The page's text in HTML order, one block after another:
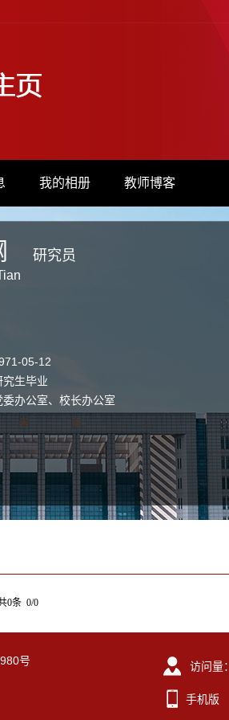
我的相册 教师博客
研究员
05-12
生毕业
办公室、校长办公室
0条 0/0
号 访问量：
手机版